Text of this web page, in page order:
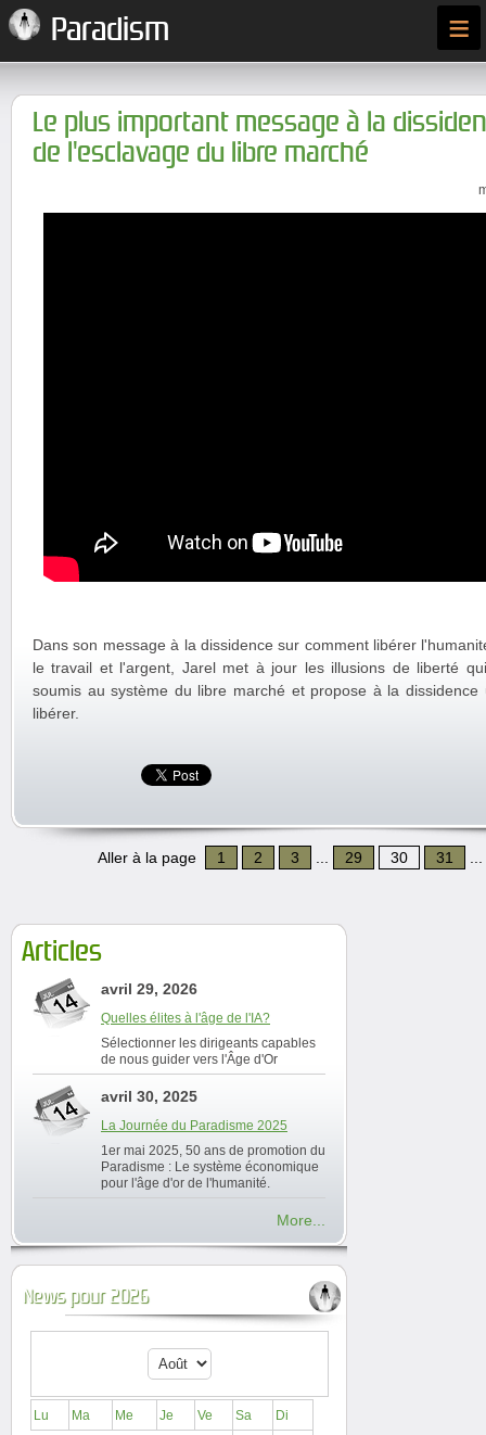
Paradism ≡
Le plus important message à la
de l'esclavage du libre marché
Dans son message à la dissidence sur comment libérer
le travail et l'argent, Jarel met à jour les illusions de liberté
soumis au système du libre marché et propose à la
libérer.
Aller à la page 1 2 3 29 30 31
Articles
avril 29, 2026
Quelles élites à l'âge de l'IA?
Sélectionner les dirigeants capables
de nous guider vers l'Âge d'Or
avril 30, 2025
La Journée du Paradisme 2025
1er mai 2025, 50 ans de promotion du
Paradisme : Le système économique
pour l'âge d'or de l'humanité.
More...
News pour 2026
Lu Ma Me Je Ve Sa
Di